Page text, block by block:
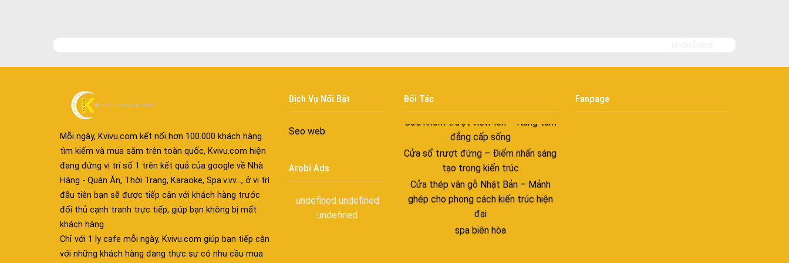
Mỗi ngày, Kvivu.com kết nối hơn 100.000 khách hàng
tìm kiếm và mua sắm trên toàn quốc, Kvivu.com hiện
đang đứng vị trí số 1 trên kết quả của google về Nhà
Hàng - Quán Ăn, Thời Trang, Karaoke, Spa.v.vv..., ở vị trí
đầu tiên bạn sẽ được tiếp cận với khách hàng trước
đối thủ cạnh tranh trực tiếp, giúp bạn không bị mất
khách hàng.
Chỉ với 1 ly cafe mỗi ngày, Kvivu.com giúp bạn tiếp cận
với những khách hàng đang thực sự có nhu cầu mua
Dịch Vụ Nổi Bật
Seo web
Arobi Ads
undefined undefined
undefined
Đối Tác
vào ngôi nhà của bạn
Cửa nhôm trượt view lớn – Nâng tầm
đẳng cấp sống
Cửa sổ trượt đứng – Điểm nhấn sáng
tạo trong kiến trúc
Cửa thép vân gỗ Nhật Bản – Mảnh
ghép cho phong cách kiến trúc hiện
đại
spa biên hòa
Spa chăm sóc da mặt tại biên hòa
Fanpage